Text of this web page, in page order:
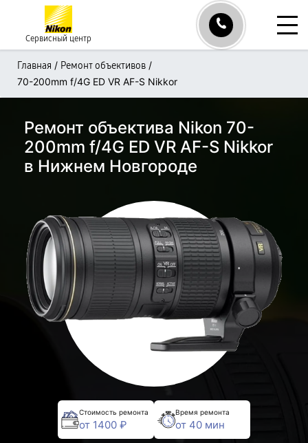
Сервисный центр
Главная / Ремонт объективов /
70-200mm f/4G ED VR AF-S Nikkor
Ремонт объектива Nikon 70-
200mm f/4G ED VR AF-S Nikkor
в Нижнем Новгороде
Стоимость ремонта
от 1400 ₽
Время ремонта
от 40 мин